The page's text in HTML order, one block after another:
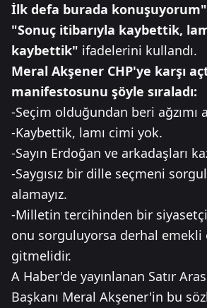
İlk defa burada konuşuyorum"
"Sonuç itibarıyla kaybettik,
kaybettik" ifadelerini kullandı.
Meral Akşener CHP'ye karşı
manifestosunu şöyle sıraladı:
-Seçim olduğundan beri ağzımı
-Kaybettik, lamı cimi yok.
-Sayın Erdoğan ve arkadaşları
-Saygısız bir dille seçmeni
alamayız.
-Milletin tercihinden bir
onu sorguluyorsa derhal emekli
gitmelidir.
A Haber'de yayınlanan Satır
Başkanı Meral Akşener'in bu